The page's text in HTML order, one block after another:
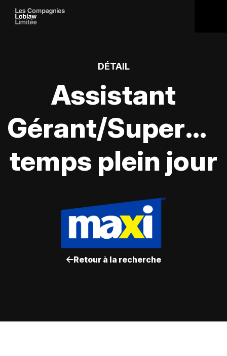
DÉTAIL
Assistant
Gérant/
temps plein jour
Retour à la recherche